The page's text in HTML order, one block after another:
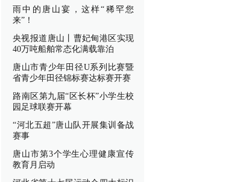
雨中的唐山宴，这样“稀罕您
来”！
央视报道唐山丨曹妃甸港区实现
40万吨船舶常态化满载靠泊
唐山市青少年田径U系列比赛暨
省青少年田径锦标赛达标赛开赛
路南区第九届“区长杯”小学生校
园足球联赛开幕
“河北五超”唐山队开展集训备战
赛事
唐山市第3个学生心理健康宣传
教育月启动